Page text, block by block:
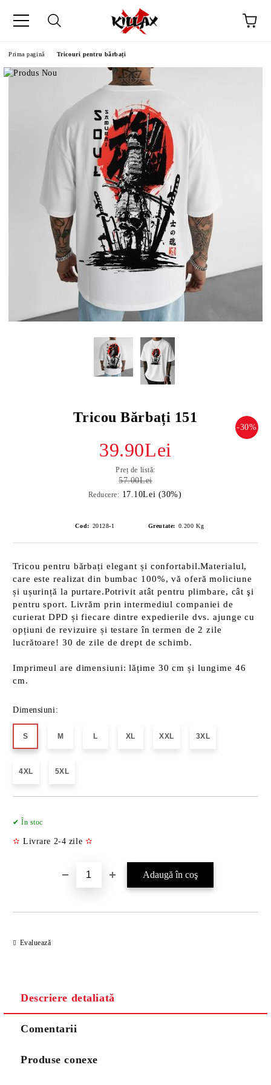
Prima pagină Tricouri pentru bărbați
Tricou Bărbați 151
-30%
39.90Lei
Preț de listă:
57.00Lei
Reducere: 17.10Lei (30%)
Cod: 20128-1 Greutate: 0.200 Kg
Tricou pentru bărbați elegant și confortabil.Materialul,
care este realizat din bumbac 100%, vă oferă moliciune
și ușurință la purtare.Potrivit atât pentru plimbare, cât şi
pentru sport. Livrăm prin intermediul companiei de
curierat DPD și fiecare dintre expedierile dvs. ajunge cu
opțiuni de revizuire și testare în termen de 2 zile
lucrătoare! 30 de zile de drept de schimb.
Imprimeul are dimensiuni: lățime 30 cm și lungime 46
cm.
Dimensiuni:
S M L XL XXL 3XL
4XL 5XL
✔ În stoc
✫ Livrare 2-4 zile ✫
Evaluează
Descriere detaliată
Comentarii
Produse conexe